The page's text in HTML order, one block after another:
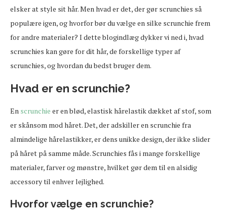
elsker at style sit hår. Men hvad er det, der gør scrunchies så
populære igen, og hvorfor bør du vælge en silke scrunchie frem
for andre materialer? I dette blogindlæg dykker vi ned i, hvad
scrunchies kan gøre for dit hår, de forskellige typer af
scrunchies, og hvordan du bedst bruger dem.
Hvad er en scrunchie?
En scrunchie er en blød, elastisk hårelastik dækket af stof, som
er skånsom mod håret. Det, der adskiller en scrunchie fra
almindelige hårelastikker, er dens unikke design, der ikke slider
på håret på samme måde. Scrunchies fås i mange forskellige
materialer, farver og mønstre, hvilket gør dem til en alsidig
accessory til enhver lejlighed.
Hvorfor vælge en scrunchie?